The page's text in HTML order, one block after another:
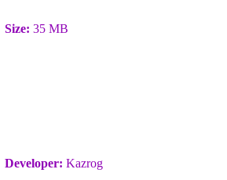
Size: 35 MB
Developer: Kazrog